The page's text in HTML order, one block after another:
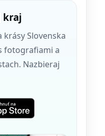
kraj
krásy Slovenska
fotografiami a
Nazbieraj